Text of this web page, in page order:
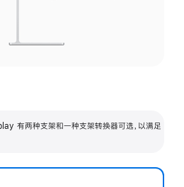
有两种支架和一种支架转换器可选，以满足